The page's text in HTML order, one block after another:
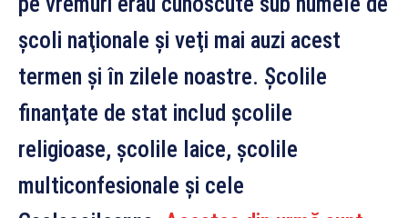
şcoli naţionale şi veţi mai auzi acest
termen şi în zilele noastre. Şcolile
finanţate de stat includ şcolile
religioase, şcolile laice, şcolile
multiconfesionale şi cele